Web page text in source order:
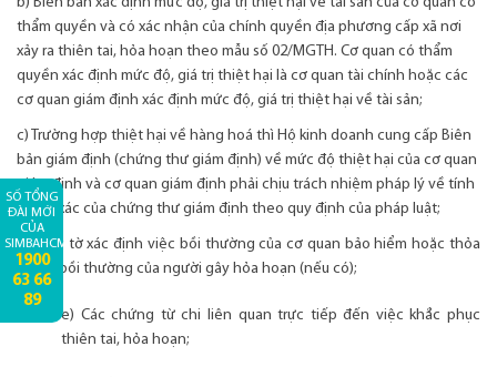
thẩm quyền và có xác nhận của chính quyền địa phương cấp xã nơi
xảy ra thiên tai, hỏa hoạn theo mẫu số 02/MGTH. Cơ quan có thẩm
quyền xác định mức độ, giá trị thiệt hại là cơ quan tài chính hoặc các
cơ quan giám định xác định mức độ, giá trị thiệt hại về tài sản;
c) Trường hợp thiệt hại về hàng hoá thì Hộ kinh doanh cung cấp Biên
bản giám định (chứng thư giám định) về mức độ thiệt hại của cơ quan
giám định và cơ quan giám định phải chịu trách nhiệm pháp lý về tính
chính xác của chứng thư giám định theo quy định của pháp luật;
đ) Giấy tờ xác định việc bồi thường của cơ quan bảo hiểm hoặc thỏa
thuận bồi thường của người gây hỏa hoạn (nếu có);
e) Các chứng từ chi liên quan trực tiếp đến việc khắc phục
thiên tai, hỏa hoạn;
SỐ TỔNG
ĐÀI MỚI
CỦA
SIMBAHCM:
1900
63 66
89